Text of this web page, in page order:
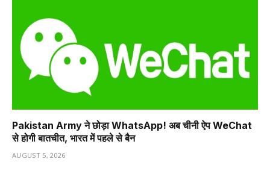
Pakistan Army ने छोड़ा WhatsApp! अब चीनी ऐप WeChat
से होगी बातचीत, भारत में पहले से बैन
AUGUST 5, 2026